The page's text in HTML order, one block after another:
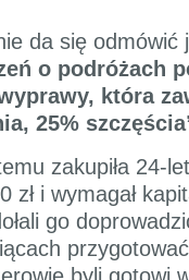
da się odmówić
o podróżach
która
25%
zakupiła 24-
zł i wymagał
go
byli gotowi